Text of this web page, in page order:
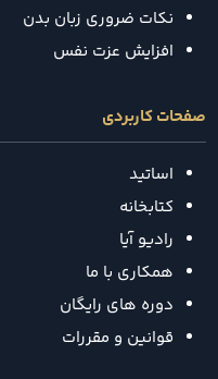
نکات ضروری زبان بدن
افزایش عزت نفس
صفحات کاربردی
اساتید
کتابخانه
رادیو آیا
همکاری با ما
دوره های رایگان
قوانین و مقررات